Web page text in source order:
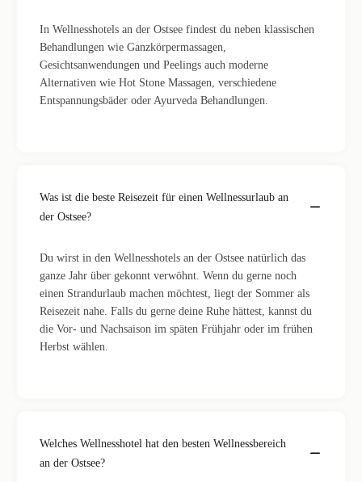
In Wellnesshotels an der Ostsee findest du neben klassischen
Behandlungen wie Ganzkörpermassagen,
Gesichtsanwendungen und Peelings auch moderne
Alternativen wie Hot Stone Massagen, verschiedene
Entspannungsbäder oder Ayurveda Behandlungen.
Was ist die beste Reisezeit für einen Wellnessurlaub an
der Ostsee?
Du wirst in den Wellnesshotels an der Ostsee natürlich das
ganze Jahr über gekonnt verwöhnt. Wenn du gerne noch
einen Strandurlaub machen möchtest, liegt der Sommer als
Reisezeit nahe. Falls du gerne deine Ruhe hättest, kannst du
die Vor- und Nachsaison im späten Frühjahr oder im frühen
Herbst wählen.
Welches Wellnesshotel hat den besten Wellnessbereich
an der Ostsee?